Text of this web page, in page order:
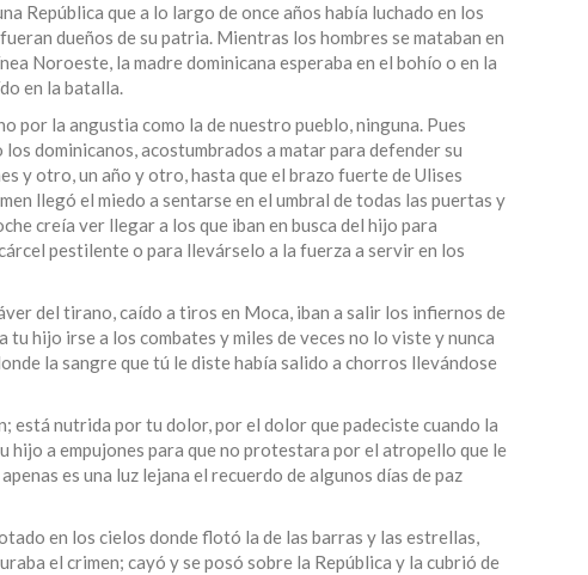
República que a lo largo de once años había luchado en los
dueños de su patria. Mientras los hombres se mataban en
Noroeste, la madre dominicana esperaba en el bohío o en la
en la batalla.
por la angustia como la de nuestro pueblo, ninguna. Pues
dominicanos, acostumbrados a matar para defender su
y otro, un año y otro, hasta que el brazo fuerte de Ulises
llegó el miedo a sentarse en el umbral de todas las puertas y
creía ver llegar a los que iban en busca del hijo para
pestilente o para llevárselo a la fuerza a servir en los
del tirano, caído a tiros en Moca, iban a salir los infiernos de
hijo irse a los combates y miles de veces no lo viste y nunca
la sangre que tú le diste había salido a chorros llevándose
está nutrida por tu dolor, por el dolor que padeciste cuando la
a empujones para que no protestara por el atropello que le
es una luz lejana el recuerdo de algunos días de paz
en los cielos donde flotó la de las barras y las estrellas,
el crimen; cayó y se posó sobre la República y la cubrió de